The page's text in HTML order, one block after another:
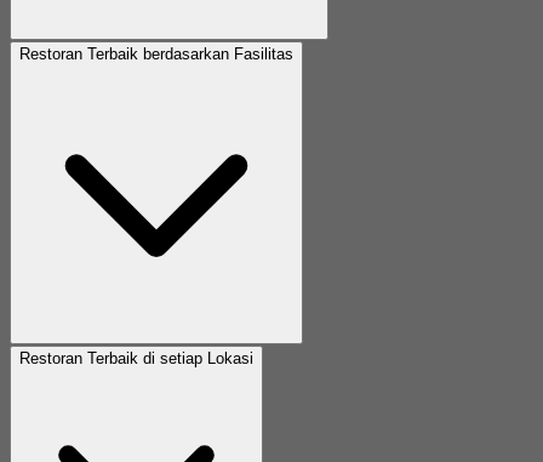
Restoran Terbaik berdasarkan Fasilitas
Restoran Terbaik di setiap Lokasi